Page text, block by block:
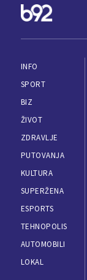
INFO
SPORT
BIZ
ŽIVOT
ZDRAVLJE
PUTOVANJA
KULTURA
SUPERŽENA
ESPORTS
TEHNOPOLIS
AUTOMOBILI
LOKAL